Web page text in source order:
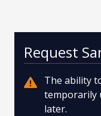
Request
The ability
temporarily
later.